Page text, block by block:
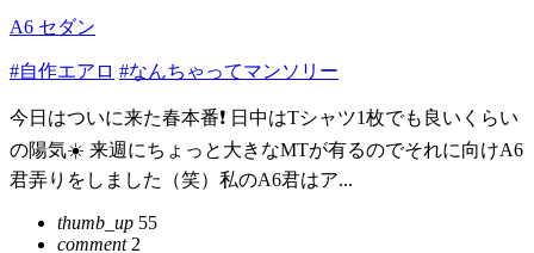
A6 セダン
#自作エアロ #なんちゃってマンソリー
今日はついに来た春本番❗ 日中はTシャツ1枚でも良いくらい
の陽気☀️ 来週にちょっと大きなMTが有るのでそれに向けA6
君弄りをしました（笑）私のA6君はア...
thumb_up 55
comment2